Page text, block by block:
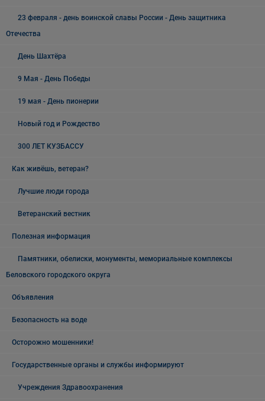
23 февраля - день воинской славы России - День защитника
Отечества
День Шахтёра
9 Мая - День Победы
19 мая - День пионерии
Новый год и Рождество
300 ЛЕТ КУЗБАССУ
Как живёшь, ветеран?
Лучшие люди города
Ветеранский вестник
Полезная информация
Памятники, обелиски, монументы, мемориальные комплексы
Беловского городского округа
Объявления
Безопасность на воде
Осторожно мошенники!
Государственные органы и службы информируют
Учреждения Здравоохранения